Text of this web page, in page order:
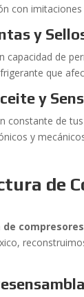
con
y
capacidad de
que
y
constante de tus
y
de